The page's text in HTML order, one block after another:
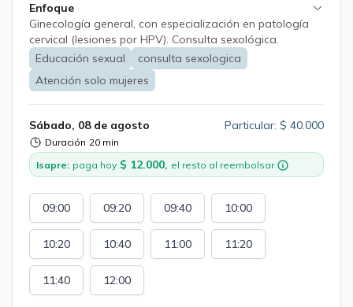
Enfoque
Ginecología general, con especialización en patología
cervical (lesiones por HPV). Consulta sexológica.
Consejería en anticoncepción y prevención de embarazo
no deseado. Consejería sobre procesos de modificación
corporal hormonal para pacientes trans.
Acompañamiento en etapa de pre y post menopausia.
Educación sexual
consulta sexologica
Atención solo mujeres
Sábado, 08 de agosto
Duración 20 min
Particular: $ 40.000
Isapre: paga hoy $ 12.000, el resto al reembolsar
09:00 09:20 09:40 10:00
10:20 10:40 11:00 11:20
11:40 12:00